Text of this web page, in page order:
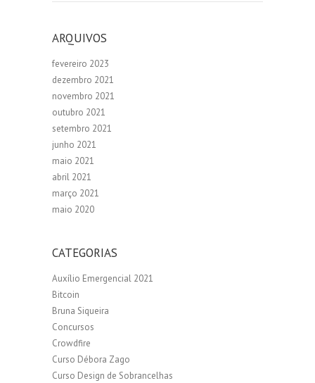
ARQUIVOS
fevereiro 2023
dezembro 2021
novembro 2021
outubro 2021
setembro 2021
junho 2021
maio 2021
abril 2021
março 2021
maio 2020
CATEGORIAS
Auxílio Emergencial 2021
Bitcoin
Bruna Siqueira
Concursos
Crowdfire
Curso Débora Zago
Curso Design de Sobrancelhas